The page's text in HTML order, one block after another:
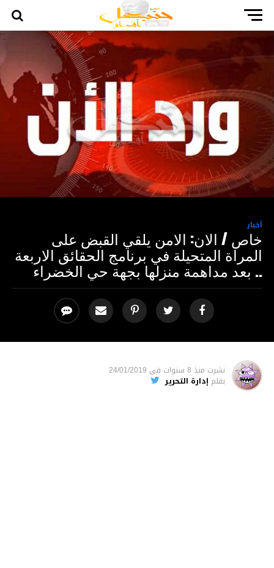
أخبار
خاص / الان: الامن يلقي القبض على
المراة المتحيلة في برنامج الحقائق الاربعة
.. بعد مداهمة منزلها بجهة حي الخضراء
نشرت منذ 8 سنوات فى 24/01/2019
بقلم إدارة التحرير